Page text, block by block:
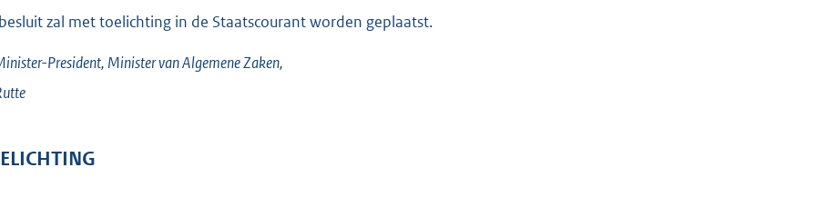
zal met toelichting in de Staatscourant worden geplaatst.
President, Minister van Algemene Zaken,